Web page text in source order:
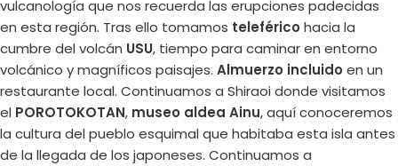
vulcanología que nos recuerda las erupciones padecidas
en esta región. Tras ello tomamos teleférico hacia la
cumbre del volcán USU, tiempo para caminar en entorno
volcánico y magníficos paisajes. Almuerzo incluido en un
restaurante local. Continuamos a Shiraoi donde visitamos
el POROTOKOTAN, museo aldea Ainu, aquí conoceremos
la cultura del pueblo esquimal que habitaba esta isla antes
de la llegada de los japoneses. Continuamos a